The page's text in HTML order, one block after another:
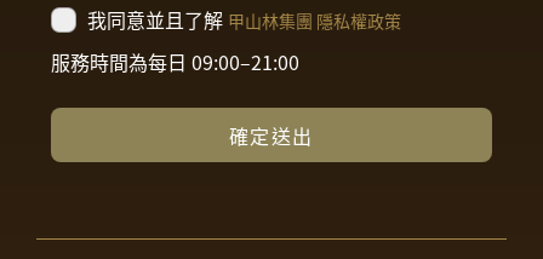
我同意並且了解 甲山林集團 隱私權政策
服務時間為每日 09:00–21:00
確定送出